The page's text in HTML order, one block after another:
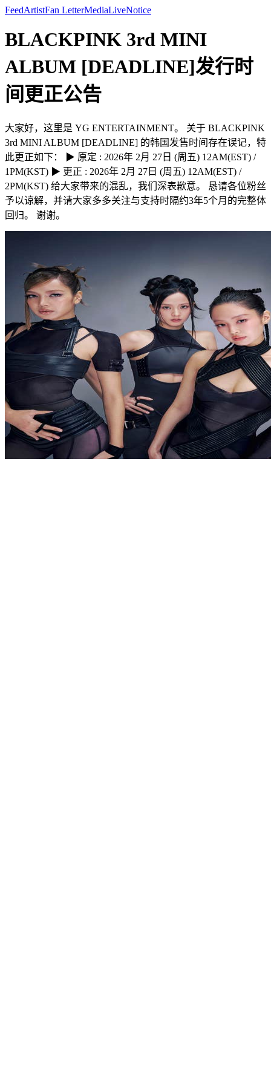
FeedArtistFan LetterMediaLiveNotice
BLACKPINK 3rd MINI
ALBUM [DEADLINE]发行时
间更正公告
大家好，这里是 YG ENTERTAINMENT。 关于 BLACKPINK
3rd MINI ALBUM [DEADLINE] 的韩国发售时间存在误记，特
此更正如下： ▶ 原定 : 2026年 2月 27日 (周五) 12AM(EST) /
1PM(KST) ▶ 更正 : 2026年 2月 27日 (周五) 12AM(EST) /
2PM(KST) 给大家带来的混乱，我们深表歉意。 恳请各位粉丝
予以谅解，并请大家多多关注与支持时隔约3年5个月的完整体
回归。 谢谢。